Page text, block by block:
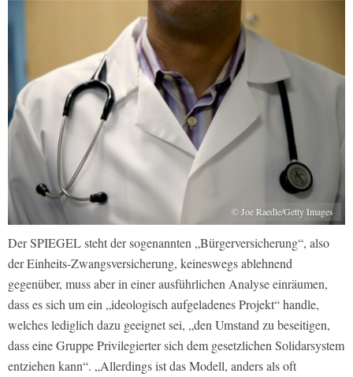
© Joe Raedle/Getty Images
Der SPIEGEL steht der sogenannten „Bürgerversicherung“, also
der Einheits-Zwangsversicherung, keineswegs ablehnend
gegenüber, muss aber in einer ausführlichen Analyse einräumen,
dass es sich um ein „ideologisch aufgeladenes Projekt“ handle,
welches lediglich dazu geeignet sei, „den Umstand zu beseitigen,
dass eine Gruppe Privilegierter sich dem gesetzlichen Solidarsystem
entziehen kann“. „Allerdings ist das Modell, anders als oft